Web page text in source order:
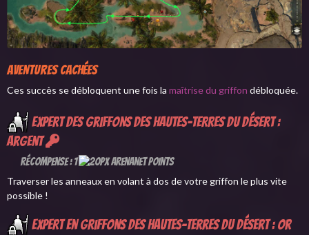
Aventures cachées
Ces succès se débloquent une fois la maîtrise du griffon débloquée.
Expert des griffons des Hautes-terres du désert :
argent
Récompense : 1
Traverser les anneaux en volant à dos de votre griffon le plus vite
possible !
Expert en griffons des Hautes-terres du désert : or